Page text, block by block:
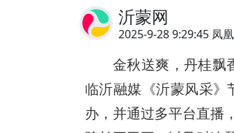
沂蒙网
2025-9-28 9:29:45 凤
金秋送爽，丹桂飘
临沂融媒《沂蒙风采》
办，并通过多平台直播